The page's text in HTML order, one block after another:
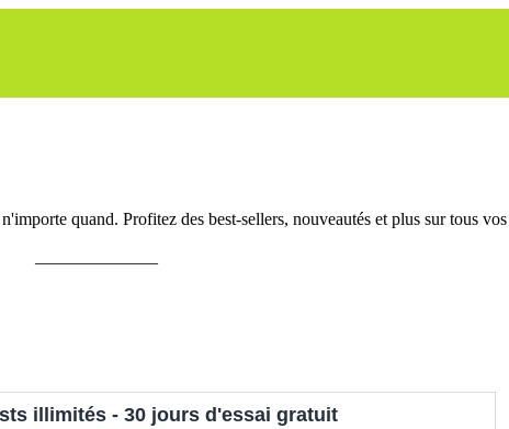
quand. Profitez des best-sellers, nouveautés et plus sur tous
illimités - 30 jours d'essai gratuit